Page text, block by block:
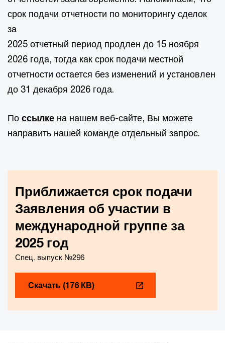
срок подачи отчетности по мониторингу сделок
за
2025 отчетный период продлен до 15 ноября
2026 года, тогда как срок подачи местной
отчетности остается без изменений и установлен
до 31 декабря 2026 года.
По ссылке на нашем веб-сайте, Вы можете
направить нашей команде отдельный запрос.
Приближается срок подачи
Заявления об участии в
международной группе за
2025 год
Спец. выпуск №296
Скачать (176 КВ)